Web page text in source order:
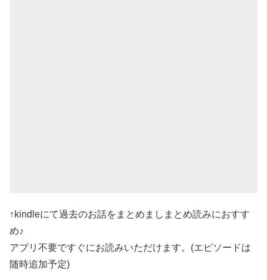
↑kindleにて過去のお話をまとめましまとめ読みにおすす
め♪
アプリ不要ですぐにお読みいただけます。(エピソードは
随時追加予定)